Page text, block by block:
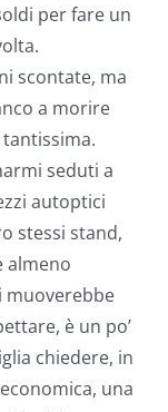
per fare un
scontate, ma
a morire
tantissima.
seduti a
autoptici
stessi stand,
almeno
muoverebbe
è un po’
chiedere, in
una